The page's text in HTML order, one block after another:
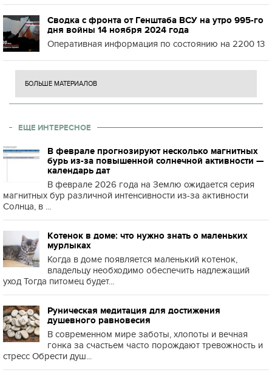
Сводка с фронта от Генштаба ВСУ на утро 995-го
дня войны 14 ноября 2024 года
Оперативная информация по состоянию на 2200 13
БОЛЬШЕ МАТЕРИАЛОВ
ЕЩЕ ИНТЕРЕСНОЕ
В феврале прогнозируют несколько магнитных
бурь из-за повышенной солнечной активности —
календарь дат
В феврале 2026 года на Землю ожидается серия
магнитных бур различной интенсивности из-за активности
Солнца, в ...
Котенок в доме: что нужно знать о маленьких
мурлыках
Когда в доме появляется маленький котенок,
владельцу необходимо обеспечить надлежащий
уход Тогда питомец будет...
Руническая медитация для достижения
душевного равновесия
В современном мире заботы, хлопоты и вечная
гонка за счастьем часто порождают тревожность и
стресс Обрести душ...